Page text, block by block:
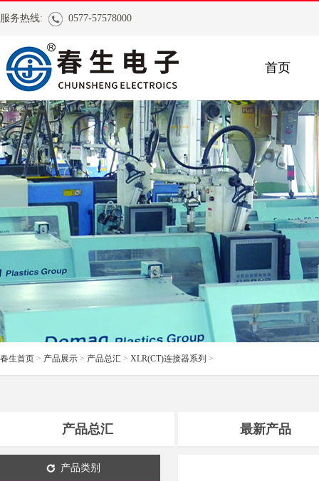
服务热线: 0577-57578000
首页
春生首页 > 产品展示 > 产品总汇 > XLR(CT)连接器系列 >
产品总汇 最新产品
产品类别